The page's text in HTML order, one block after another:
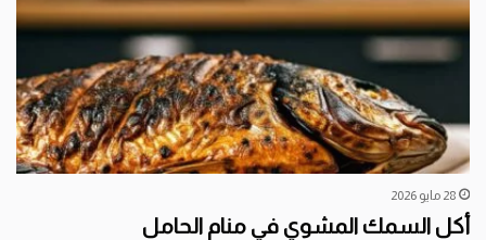
28 مايو 2026
أكل السمك المشوي في منام الحامل